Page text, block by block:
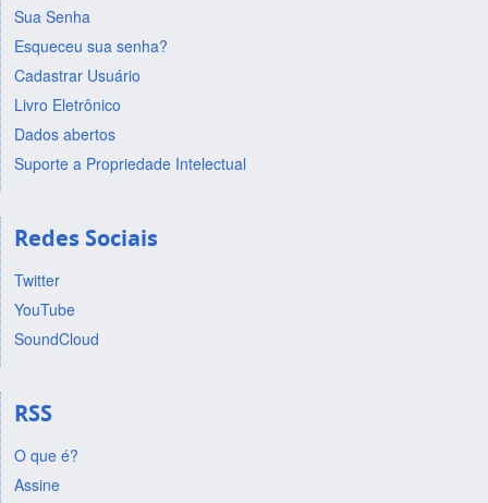
Sua Senha
Esqueceu sua senha?
Cadastrar Usuário
Livro Eletrônico
Dados abertos
Suporte a Propriedade Intelectual
Redes Sociais
Twitter
YouTube
SoundCloud
RSS
O que é?
Assine